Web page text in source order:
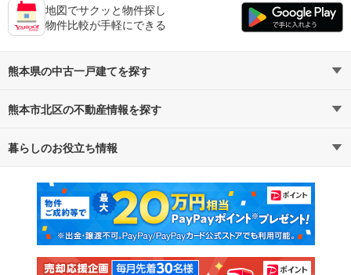
地図でサクッと物件探し
物件比較が手軽にできる
熊本県の中古一戸建てを探す
路線・駅から探す
通勤・通学時間から探す
熊本市北区の不動産情報を探す
不動産・住宅
新築マンション 中古マンション
新築一戸建て 中古一戸建て
注文住宅 土地
暮らしのお役立ち情報
マンションカタログ 教えて！住まいの先生